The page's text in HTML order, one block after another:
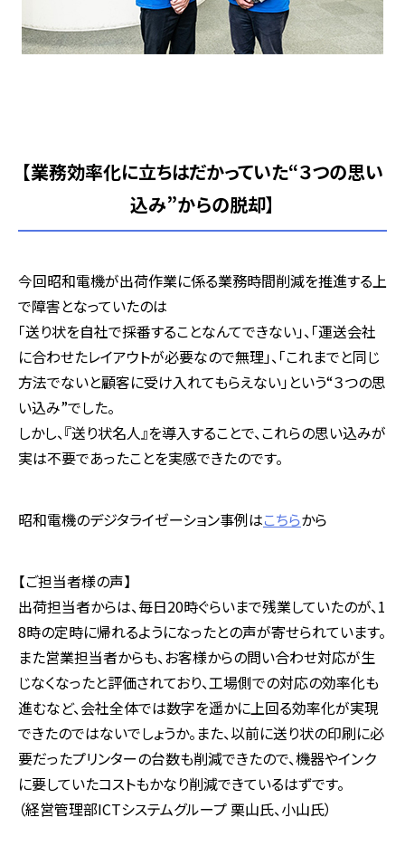
【業務効率化に立ちはだかっていた“３つの思い
込み”からの脱却】
今回昭和電機が出荷作業に係る業務時間削減を推進する上
で障害となっていたのは
「送り状を自社で採番することなんてできない」、「運送会社
に合わせたレイアウトが必要なので無理」、「これまでと同じ
方法でないと顧客に受け入れてもらえない」という“３つの思
い込み”でした。
しかし、『送り状名人』を導入することで、これらの思い込みが
実は不要であったことを実感できたのです。
昭和電機のデジタライゼーション事例はこちらから
【ご担当者様の声】
出荷担当者からは、毎日20時ぐらいまで残業していたのが、1
8時の定時に帰れるようになったとの声が寄せられています。
また営業担当者からも、お客様からの問い合わせ対応が生
じなくなったと評価されており、工場側での対応の効率化も
進むなど、会社全体では数字を遥かに上回る効率化が実現
できたのではないでしょうか。また、以前に送り状の印刷に必
要だったプリンターの台数も削減できたので、機器やインク
に要していたコストもかなり削減できているはずです。
（経営管理部ICTシステムグループ 栗山氏、小山氏）